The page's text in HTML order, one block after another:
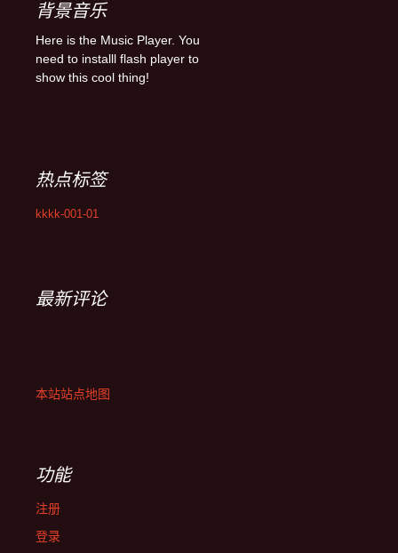
背景音乐
Here is the Music Player. You
need to installl flash player to
show this cool thing!
热点标签
kkkk-001-01
最新评论
本站站点地图
功能
注册
登录